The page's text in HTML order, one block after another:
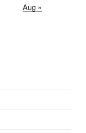
Aug »